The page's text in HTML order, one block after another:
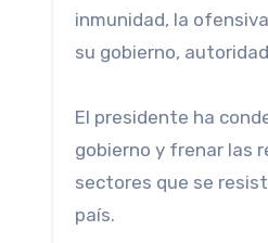
inmunidad, la
su gobierno,
El presidente ha
gobierno y frenar las
sectores que se
país.